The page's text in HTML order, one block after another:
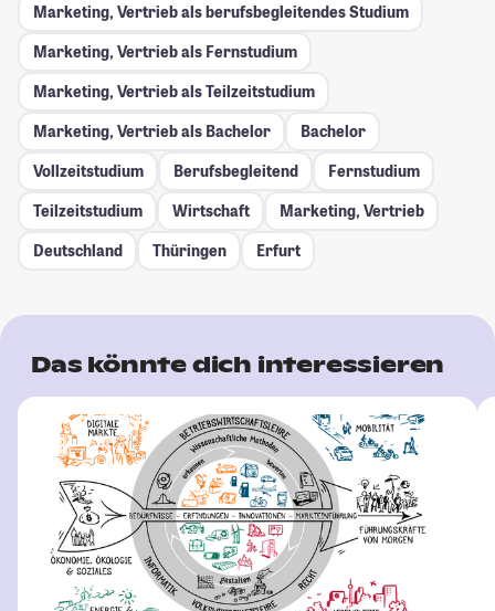
Marketing, Vertrieb als berufsbegleitendes Studium
Marketing, Vertrieb als Fernstudium
Marketing, Vertrieb als Teilzeitstudium
Marketing, Vertrieb als Bachelor
Bachelor
Vollzeitstudium
Berufsbegleitend
Fernstudium
Teilzeitstudium
Wirtschaft
Marketing, Vertrieb
Deutschland
Thüringen Erfurt
Das könnte dich interessieren